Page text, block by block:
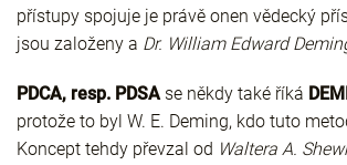
přístupy spojuje je právě onen vědecký
jsou založeny a Dr. William Edward
PDCA, resp. PDSAse někdy také říká
protože to byl W. E. Deming, kdo tuto
Koncept tehdy převzal od Waltera A.